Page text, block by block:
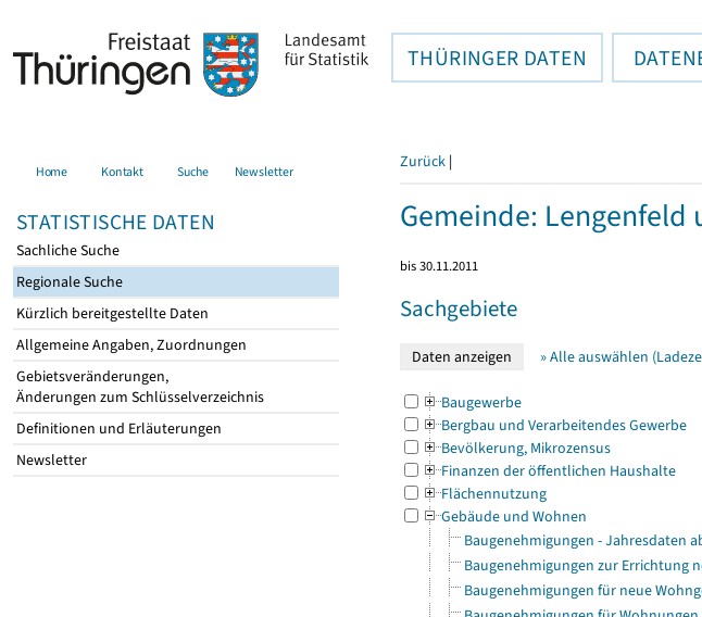
THÜRINGER DATEN
Home Kontakt Suche Newsletter
STATISTISCHE DATEN
Sachliche Suche
Regionale Suche
Kürzlich bereitgestellte Daten
Allgemeine Angaben, Zuordnungen
Gebietsveränderungen,
Änderungen zum Schlüsselverzeichnis
Definitionen und Erläuterungen
Newsletter
Zurück |
Gemeinde: Lengenfeld
bis 30.11.2011
Sachgebiete
» Alle auswählen
Baugewerbe
Bergbau und Verarbeitendes Gewerbe
Bevölkerung, Mikrozensus
Finanzen der öffentlichen Haushalte
Flächennutzung
Gebäude und Wohnen
Baugenehmigungen - Jahresdaten
Baugenehmigungen zur Errichtung
Baugenehmigungen für neue